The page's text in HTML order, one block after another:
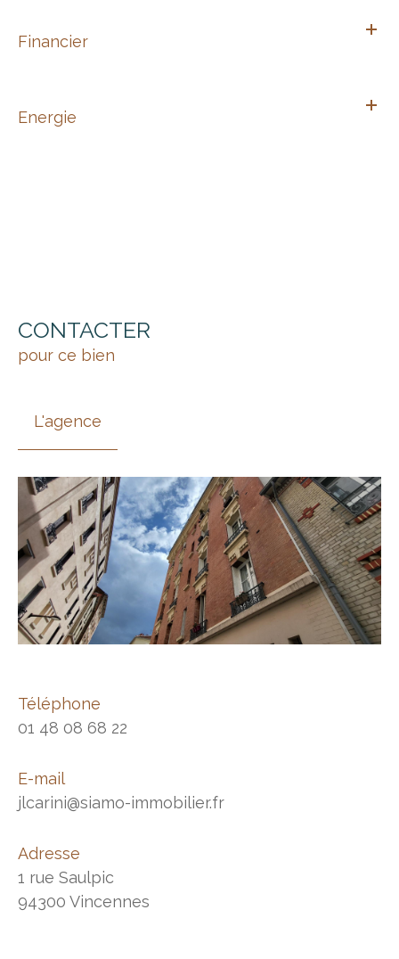
Financier
Energie
CONTACTER
pour ce bien
L'agence
Téléphone
01 48 08 68 22
E-mail
jlcarini@siamo-immobilier.fr
Adresse
1 rue Saulpic
94300 Vincennes